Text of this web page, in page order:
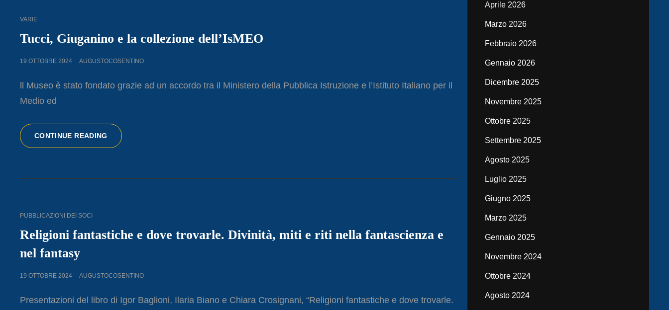
CAT
VARIE
Tucci, Giuganino e la collezione dell’IsMEO
POSTED
19 OTTOBRE 2024 AUGUSTOCOSENTINO
ll Museo è stato fondato grazie ad un accordo tra il Ministero della Pubblica Istruzione e l’Istituto Italiano per il
Medio ed
CONTINUE READING TUCCI,
GIUGANINO
COLLEZIONE
CAT
PUBBLICAZIONI DEI SOCI
Religioni fantastiche e dove trovarle. Divinità, miti e riti nella fantascienza e
nel fantasy
POSTED
19 OTTOBRE 2024 AUGUSTOCOSENTINO
Presentazioni del libro di Igor Baglioni, Ilaria Biano e Chiara Crosignani, “Religioni fantastiche e dove trovarle.
Aprile 2026
Marzo 2026
Febbraio 2026
Gennaio 2026
Dicembre 2025
Novembre 2025
Ottobre 2025
Settembre 2025
Agosto 2025
Luglio 2025
Giugno 2025
Marzo 2025
Gennaio 2025
Novembre 2024
Ottobre 2024
Agosto 2024